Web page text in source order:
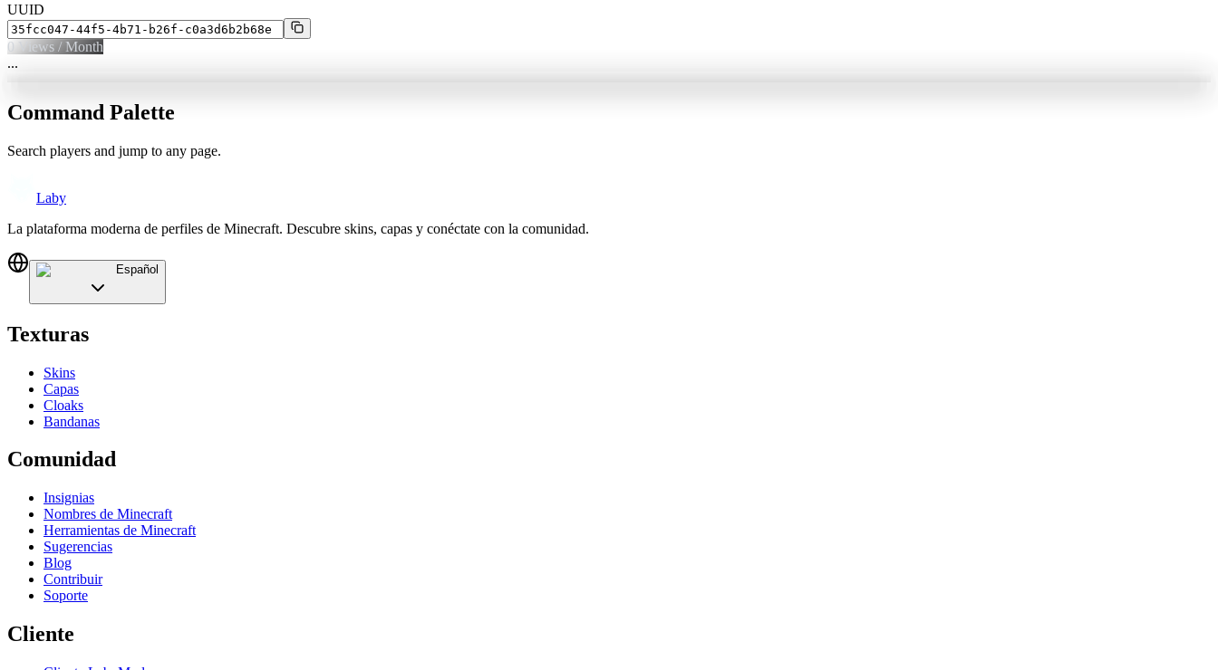
UUID
0 Views / Month
...
Command Palette
Search players and jump to any page.
Laby
La plataforma moderna de perfiles de Minecraft. Descubre skins, capas y conéctate con la comunidad.
Español
Texturas
Skins
Capas
Cloaks
Bandanas
Comunidad
Insignias
Nombres de Minecraft
Herramientas de Minecraft
Sugerencias
Blog
Contribuir
Soporte
Cliente